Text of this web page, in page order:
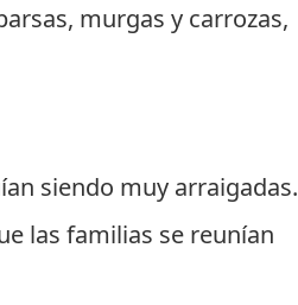
murgas y carrozas,
siendo muy arraigadas.
las familias se reunían